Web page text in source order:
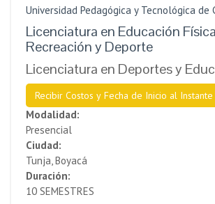
Universidad Pedagógica y Tecnológica de
Licenciatura en Educación
Recreación y Deporte
Licenciatura en Deportes y
Recibir Costos y Fecha de Inicio al Instante
Modalidad:
Presencial
Ciudad:
Tunja, Boyacá
Duración:
10 SEMESTRES